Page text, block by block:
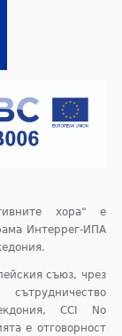
хора“ е
Интеррег-ИПА
съюз, чрез
CCI No
е отговорност